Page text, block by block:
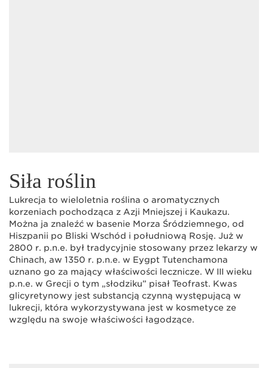
Siła roślin
Lukrecja to wieloletnia roślina o aromatycznych
korzeniach pochodząca z Azji Mniejszej i Kaukazu.
Można ja znaleźć w basenie Morza Śródziemnego, od
Hiszpanii po Bliski Wschód i południową Rosję. Już w
2800 r. p.n.e. był tradycyjnie stosowany przez lekarzy w
Chinach, aw 1350 r. p.n.e. w Eygpt Tutenchamona
uznano go za mający właściwości lecznicze. W III wieku
p.n.e. w Grecji o tym „słodziku” pisał Teofrast. Kwas
glicyretynowy jest substancją czynną występującą w
lukrecji, która wykorzystywana jest w kosmetyce ze
względu na swoje właściwości łagodzące.